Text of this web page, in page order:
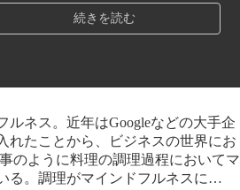
続きを読む
ネス。近年はGoogleなどの大手企
れたことから、ビジネスの世界にお
ように料理の調理過程においてマ
る。調理がマインドフルネスに…